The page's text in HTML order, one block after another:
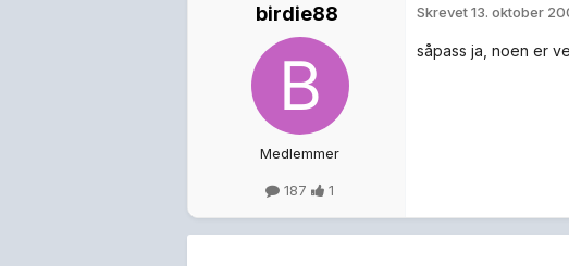
birdie88
Medlemmer
187 1
Skrevet13. oktober
såpass ja, noen er